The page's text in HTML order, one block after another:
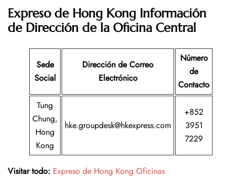
Expreso de Hong Kong Información
de Dirección de la Oficina Central
Sede
Social
Dirección de Correo
Electrónico
Número
de
Contacto
Tung
Chung,
Hong
Kong
hke.groupdesk@hkexpress.com
+852
3951
7229
Visitar todo: Expreso de Hong Kong Oficinas